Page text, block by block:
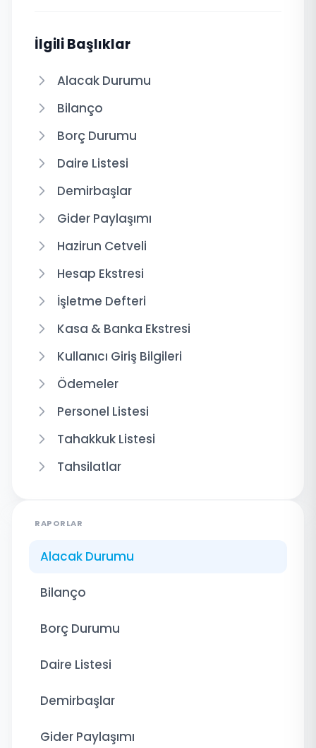
İlgili Başlıklar
Alacak Durumu
Bilanço
Borç Durumu
Daire Listesi
Demirbaşlar
Gider Paylaşımı
Hazirun Cetveli
Hesap Ekstresi
İşletme Defteri
Kasa & Banka Ekstresi
Kullanıcı Giriş Bilgileri
Ödemeler
Personel Listesi
Tahakkuk Listesi
Tahsilatlar
RAPORLAR
Alacak Durumu
Bilanço
Borç Durumu
Daire Listesi
Demirbaşlar
Gider Paylaşımı